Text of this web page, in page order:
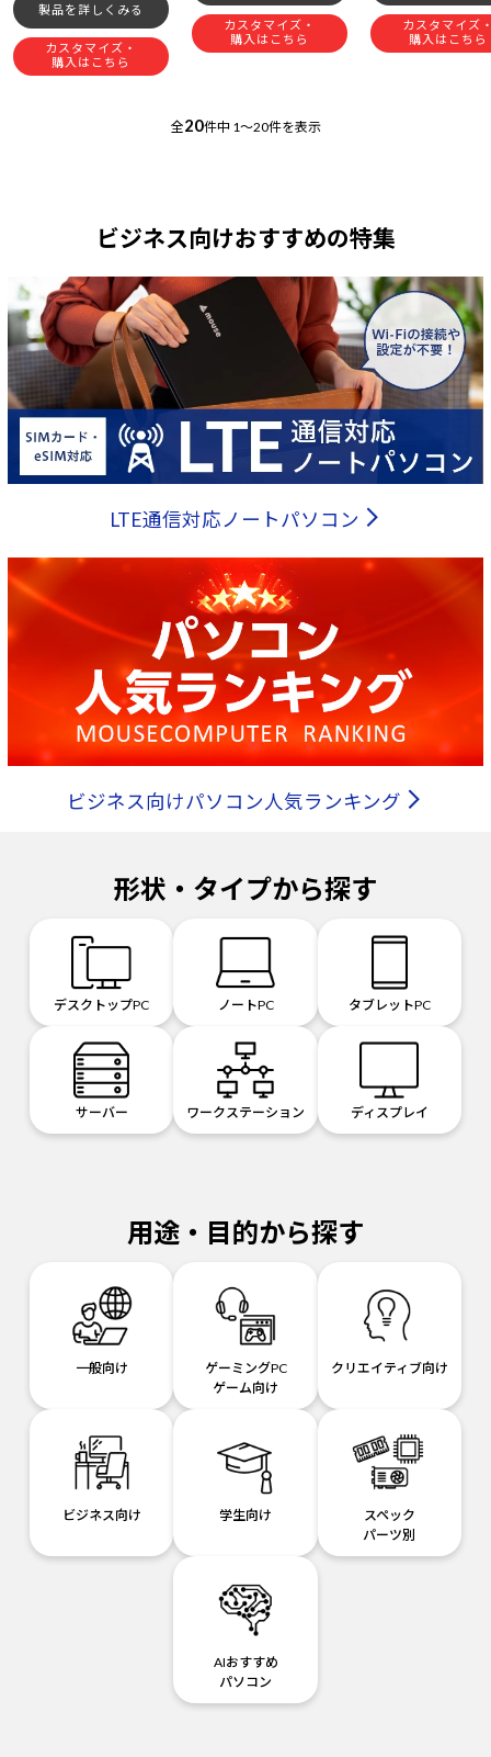
製品を詳しくみる
カスタマイズ・
購入はこちら
カスタマイズ・
購入はこちら
カスタマイズ
購入はこちら
全20件中 1～20件を表示
ビジネス向けおすすめの特集
LTE通信対応ノートパソコン
ビジネス向けパソコン人気ランキング
形状・タイプから探す
デスクトップPC ノートPC タブレットPC
サーバー ワークステーション ディスプレイ
用途・目的から探す
一般向け
ゲーミングPC
ゲーム向け
クリエイティブ向け
ビジネス向け 学生向け
スペック
パーツ別
AIおすすめ
パソコン